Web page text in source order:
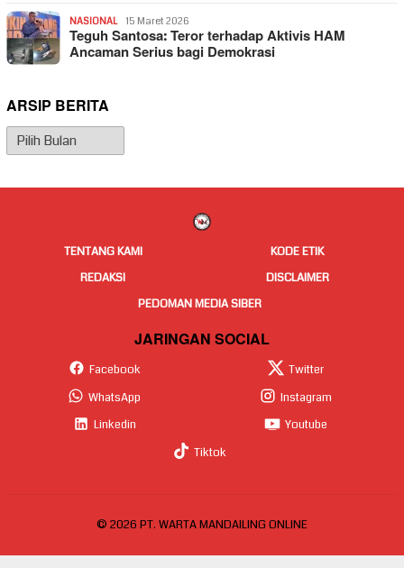
NASIONAL 15 Maret 2026
Teguh Santosa: Teror terhadap Aktivis HAM
Ancaman Serius bagi Demokrasi
ARSIP BERITA
Arsip
Berita
TENTANG KAMI
KODE ETIK
REDAKSI
DISCLAIMER
PEDOMAN MEDIA SIBER
JARINGAN SOCIAL
Facebook
Twitter
WhatsApp
Instagram
Linkedin
Youtube
Tiktok
© 2026 PT. WARTA MANDAILING ONLINE